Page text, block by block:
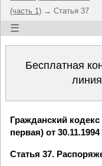
(часть 1) → Статья 37
☰
Бесплатная
Гражданский
первая) от
Статья 37.